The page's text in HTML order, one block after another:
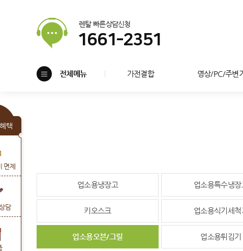
렌탈 빠른상담신청
1661-2351
전체메뉴 가전결합 영상/PC/주변
택
면제
담
업소용냉장고 업소용특수냉장
키오스크 업소용식기세척
업소용오븐/그릴 업소용튀김기